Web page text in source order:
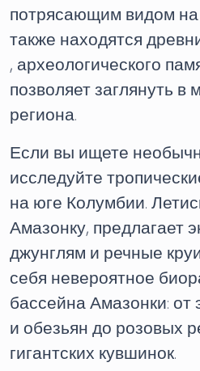
потрясающим видом на
также находятся
, археологического
позволяет заглянуть
региона.
Если вы ищете
исследуйте
на юге Колумбии.
Амазонку, предлагает
джунглям и речные
себя невероятное
бассейна Амазонки: от
и обезьян до розовых
гигантских кувшинок.